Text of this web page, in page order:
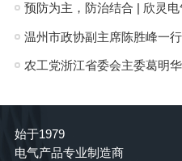
始于1979
电气产品专业制造商